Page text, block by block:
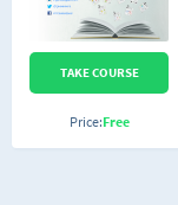
TAKE COURSE
Price:Free